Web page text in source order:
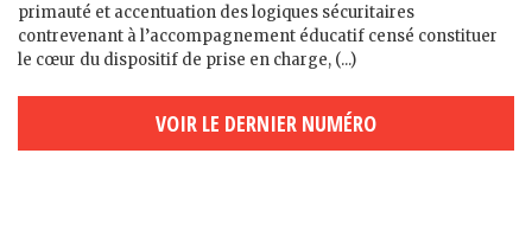
primauté et accentuation des logiques sécuritaires
contrevenant à l’accompagnement éducatif censé constituer
le cœur du dispositif de prise en charge, (...)
VOIR LE DERNIER NUMÉRO